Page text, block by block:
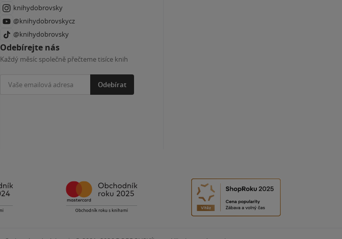
knihydobrovsky
@knihydobrovskycz
@knihydobrovsky
Odebírejte nás
Každý měsíc společně přečteme tisíce knih
Odebírat